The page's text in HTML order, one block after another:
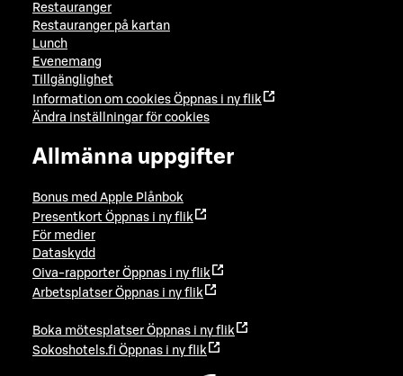
Restauranger
Restauranger på kartan
Lunch
Evenemang
Tillgänglighet
Information om cookies Öppnas i ny flik
Ändra inställningar för cookies
Allmänna uppgifter
Bonus med Apple Plånbok
Presentkort Öppnas i ny flik
För medier
Dataskydd
Oiva-rapporter Öppnas i ny flik
Arbetsplatser Öppnas i ny flik
Boka mötesplatser Öppnas i ny flik
Sokoshotels.fi Öppnas i ny flik